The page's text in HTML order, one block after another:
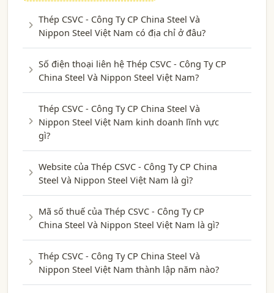
Thép CSVC - Công Ty CP China Steel Và
Nippon Steel Việt Nam có địa chỉ ở đâu?
Số điện thoại liên hệ Thép CSVC - Công Ty CP
China Steel Và Nippon Steel Việt Nam?
Thép CSVC - Công Ty CP China Steel Và
Nippon Steel Việt Nam kinh doanh lĩnh vực
gì?
Website của Thép CSVC - Công Ty CP China
Steel Và Nippon Steel Việt Nam là gì?
Mã số thuế của Thép CSVC - Công Ty CP
China Steel Và Nippon Steel Việt Nam là gì?
Thép CSVC - Công Ty CP China Steel Và
Nippon Steel Việt Nam thành lập năm nào?